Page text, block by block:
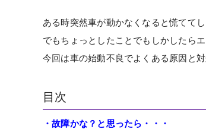
ある時突然車が動かなくなると慌てて
でもちょっとしたことでもしかしたら
今回は車の始動不良でよくある原因と
目次
・故障かな？と思ったら・・・